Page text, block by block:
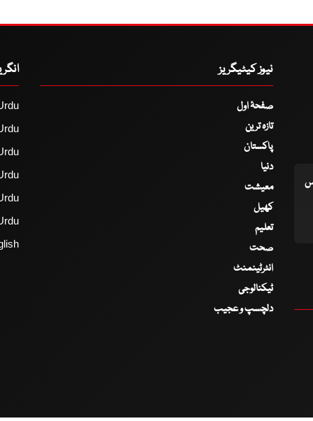
نیوز کیٹیگریز
صفحۂ اول
تازہ ترین
پاکستان
دنیا
معیشت
کھیل
تعلیم
صحت
انٹرٹینمنٹ
ٹیکنالوجی
دلچسپ و عجیب